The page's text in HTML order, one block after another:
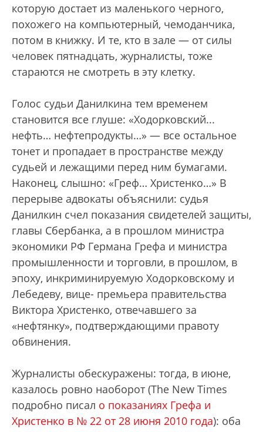
которую достает из маленького черного,
похожего на компьютерный, чемоданчика,
потом в книжку. И те, кто в зале — от силы
человек пятнадцать, журналисты, тоже
стараются не смотреть в эту клетку.
Голос судьи Данилкина тем временем
становится все глуше: «Ходорковский...
нефть… нефтепродукты…» — все остальное
тонет и пропадает в пространстве между
судьей и лежащими перед ним бумагами.
Наконец, слышно: «Греф… Христенко…» В
перерыве адвокаты объяснили: судья
Данилкин счел показания свидетелей защиты,
главы Сбербанка, а в прошлом министра
экономики РФ Германа Грефа и министра
промышленности и торговли, в прошлом, в
эпоху, инкриминируемую Ходорковскому и
Лебедеву, вице- премьера правительства
Виктора Христенко, отвечавшего за
«нефтянку», подтверждающими правоту
обвинения.
Журналисты обескуражены: тогда, в июне,
казалось ровно наоборот (The New Times
подробно писал о показаниях Грефа и
Христенко в № 22 от 28 июня 2010 года): оба